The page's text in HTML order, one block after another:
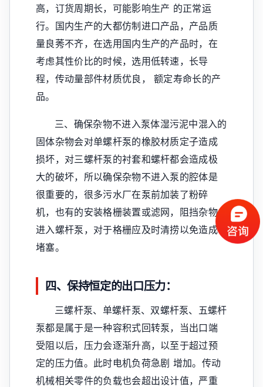
高，订货周期长，可能影响生产 的正常运
行。国内生产的大都仿制进口产品，产品质
量良莠不齐，在选用国内生产的产品时，在
考虑其性价比的时候，选用低转速，长导
程，传动量部件材质优良， 额定寿命长的产
品。
三、确保杂物不进入泵体湿污泥中混入的
固体杂物会对单螺杆泵的橡胶材质定子造成
损坏，对三螺杆泵的衬套和螺杆都会造成极
大的破坏，所以确保杂物不进入泵的腔体是
很重要的，很多污水厂在泵前加装了粉碎
机，也有的安装格栅装置或滤网，阻挡杂物
进入螺杆泵，对于格栅应及时清捞以免造成
堵塞。
四、保持恒定的出口压力：
三螺杆泵、单螺杆泵、双螺杆泵、五螺杆
泵都是属于是一种容积式回转泵，当出口端
受阻以后，压力会逐渐升高，以至于超过预
定的压力值。此时电机负荷急剧 增加。传动
机械相关零件的负载也会超出设计值，严重